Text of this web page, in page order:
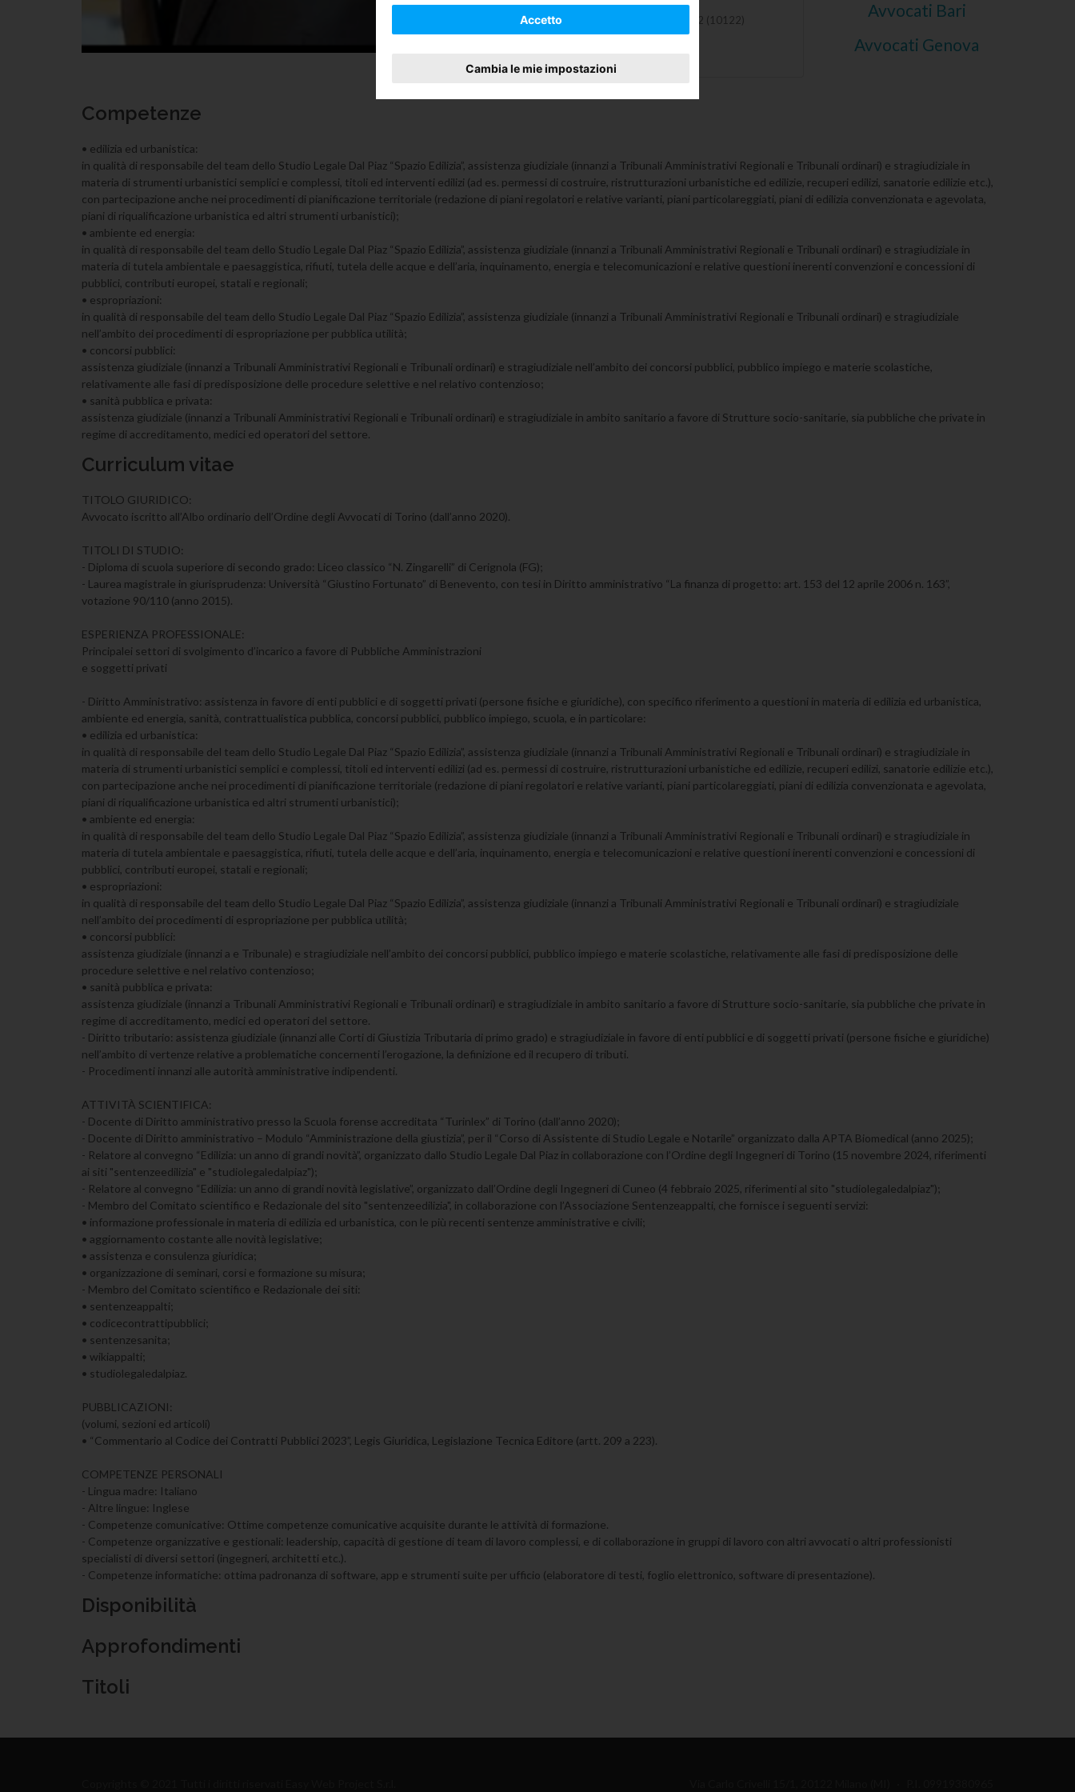
Accetto
Cambia le mie impostazioni
Sede primaria:Torino, Via Sant'Agostino N. 12 (10122)
Avvocati Bari
Avvocati Genova
Competenze
• edilizia ed urbanistica:
in qualità di responsabile del team dello Studio Legale Dal Piaz “Spazio Edilizia”, assistenza giudiziale (innanzi a Tribunali Amministrativi Regionali e Tribunali ordinari) e stragiudiziale in
materia di strumenti urbanistici semplici e complessi, titoli ed interventi edilizi (ad es. permessi di costruire, ristrutturazioni urbanistiche ed edilizie, recuperi edilizi, sanatorie edilizie etc.),
con partecipazione anche nei procedimenti di pianificazione territoriale (redazione di piani regolatori e relative varianti, piani particolareggiati, piani di edilizia convenzionata e agevolata,
piani di riqualificazione urbanistica ed altri strumenti urbanistici);
• ambiente ed energia:
in qualità di responsabile del team dello Studio Legale Dal Piaz “Spazio Edilizia”, assistenza giudiziale (innanzi a Tribunali Amministrativi Regionali e Tribunali ordinari) e stragiudiziale in
materia di tutela ambientale e paesaggistica, rifiuti, tutela delle acque e dell’aria, inquinamento, energia e telecomunicazioni e relative questioni inerenti convenzioni e concessioni di
pubblici, contributi europei, statali e regionali;
• espropriazioni:
in qualità di responsabile del team dello Studio Legale Dal Piaz “Spazio Edilizia”, assistenza giudiziale (innanzi a Tribunali Amministrativi Regionali e Tribunali ordinari) e stragiudiziale
nell’ambito dei procedimenti di espropriazione per pubblica utilità;
• concorsi pubblici:
assistenza giudiziale (innanzi a Tribunali Amministrativi Regionali e Tribunali ordinari) e stragiudiziale nell’ambito dei concorsi pubblici, pubblico impiego e materie scolastiche,
relativamente alle fasi di predisposizione delle procedure selettive e nel relativo contenzioso;
• sanità pubblica e privata:
assistenza giudiziale (innanzi a Tribunali Amministrativi Regionali e Tribunali ordinari) e stragiudiziale in ambito sanitario a favore di Strutture socio-sanitarie, sia pubbliche che private in
regime di accreditamento, medici ed operatori del settore.
Curriculum vitae
TITOLO GIURIDICO:
Avvocato iscritto all’Albo ordinario dell’Ordine degli Avvocati di Torino (dall’anno 2020).
TITOLI DI STUDIO:
- Diploma di scuola superiore di secondo grado: Liceo classico “N. Zingarelli” di Cerignola (FG);
- Laurea magistrale in giurisprudenza: Università “Giustino Fortunato” di Benevento, con tesi in Diritto amministrativo “La finanza di progetto: art. 153 del 12 aprile 2006 n. 163”,
votazione 90/110 (anno 2015).
ESPERIENZA PROFESSIONALE:
Principalei settori di svolgimento d’incarico a favore di Pubbliche Amministrazioni
e soggetti privati
- Diritto Amministrativo: assistenza in favore di enti pubblici e di soggetti privati (persone fisiche e giuridiche), con specifico riferimento a questioni in materia di edilizia ed urbanistica,
ambiente ed energia, sanità, contrattualistica pubblica, concorsi pubblici, pubblico impiego, scuola, e in particolare:
• edilizia ed urbanistica:
in qualità di responsabile del team dello Studio Legale Dal Piaz “Spazio Edilizia”, assistenza giudiziale (innanzi a Tribunali Amministrativi Regionali e Tribunali ordinari) e stragiudiziale in
materia di strumenti urbanistici semplici e complessi, titoli ed interventi edilizi (ad es. permessi di costruire, ristrutturazioni urbanistiche ed edilizie, recuperi edilizi, sanatorie edilizie etc.),
con partecipazione anche nei procedimenti di pianificazione territoriale (redazione di piani regolatori e relative varianti, piani particolareggiati, piani di edilizia convenzionata e agevolata,
piani di riqualificazione urbanistica ed altri strumenti urbanistici);
• ambiente ed energia:
in qualità di responsabile del team dello Studio Legale Dal Piaz “Spazio Edilizia”, assistenza giudiziale (innanzi a Tribunali Amministrativi Regionali e Tribunali ordinari) e stragiudiziale in
materia di tutela ambientale e paesaggistica, rifiuti, tutela delle acque e dell’aria, inquinamento, energia e telecomunicazioni e relative questioni inerenti convenzioni e concessioni di
pubblici, contributi europei, statali e regionali;
• espropriazioni:
in qualità di responsabile del team dello Studio Legale Dal Piaz “Spazio Edilizia”, assistenza giudiziale (innanzi a Tribunali Amministrativi Regionali e Tribunali ordinari) e stragiudiziale
nell’ambito dei procedimenti di espropriazione per pubblica utilità;
• concorsi pubblici:
assistenza giudiziale (innanzi a e Tribunale) e stragiudiziale nell’ambito dei concorsi pubblici, pubblico impiego e materie scolastiche, relativamente alle fasi di predisposizione delle
procedure selettive e nel relativo contenzioso;
• sanità pubblica e privata:
assistenza giudiziale (innanzi a Tribunali Amministrativi Regionali e Tribunali ordinari) e stragiudiziale in ambito sanitario a favore di Strutture socio-sanitarie, sia pubbliche che private in
regime di accreditamento, medici ed operatori del settore.
- Diritto tributario: assistenza giudiziale (innanzi alle Corti di Giustizia Tributaria di primo grado) e stragiudiziale in favore di enti pubblici e di soggetti privati (persone fisiche e giuridiche)
nell’ambito di vertenze relative a problematiche concernenti l’erogazione, la definizione ed il recupero di tributi.
- Procedimenti innanzi alle autorità amministrative indipendenti.
ATTIVITÀ SCIENTIFICA:
- Docente di Diritto amministrativo presso la Scuola forense accreditata “Turinlex” di Torino (dall’anno 2020);
- Docente di Diritto amministrativo – Modulo “Amministrazione della giustizia”, per il “Corso di Assistente di Studio Legale e Notarile” organizzato dalla APTA Biomedical (anno 2025);
- Relatore al convegno “Edilizia: un anno di grandi novità”, organizzato dallo Studio Legale Dal Piaz in collaborazione con l’Ordine degli Ingegneri di Torino (15 novembre 2024, riferimenti
ai siti "sentenzeedilizia" e "studiolegaledalpiaz");
- Relatore al convegno “Edilizia: un anno di grandi novità legislative”, organizzato dall’Ordine degli Ingegneri di Cuneo (4 febbraio 2025, riferimenti al sito "studiolegaledalpiaz");
- Membro del Comitato scientifico e Redazionale del sito "sentenzeedilizia", in collaborazione con l’Associazione Sentenzeappalti, che fornisce i seguenti servizi:
• informazione professionale in materia di edilizia ed urbanistica, con le più recenti sentenze amministrative e civili;
• aggiornamento costante alle novità legislative;
• assistenza e consulenza giuridica;
• organizzazione di seminari, corsi e formazione su misura;
- Membro del Comitato scientifico e Redazionale dei siti:
• sentenzeappalti;
• codicecontrattipubblici;
• sentenzesanita;
• wikiappalti;
• studiolegaledalpiaz.
PUBBLICAZIONI:
(volumi, sezioni ed articoli)
• “Commentario al Codice dei Contratti Pubblici 2023”, Legis Giuridica, Legislazione Tecnica Editore (artt. 209 a 223).
COMPETENZE PERSONALI
- Lingua madre: Italiano
- Altre lingue: Inglese
- Competenze comunicative: Ottime competenze comunicative acquisite durante le attività di formazione.
- Competenze organizzative e gestionali: leadership, capacità di gestione di team di lavoro complessi, e di collaborazione in gruppi di lavoro con altri avvocati o altri professionisti
specialisti di diversi settori (ingegneri, architetti etc.).
- Competenze informatiche: ottima padronanza di software, app e strumenti suite per ufficio (elaboratore di testi, foglio elettronico, software di presentazione).
Disponibilità
Approfondimenti
Titoli